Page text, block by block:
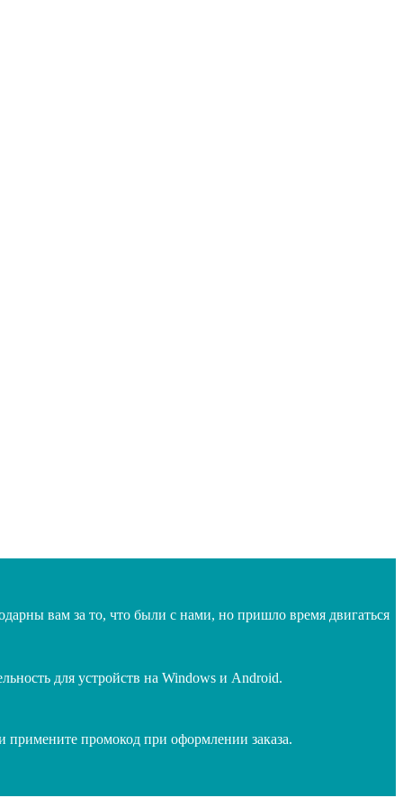
вам за то, что были с нами, но пришло время двигаться
для устройств на Windows и Android.
примените промокод при оформлении заказа.